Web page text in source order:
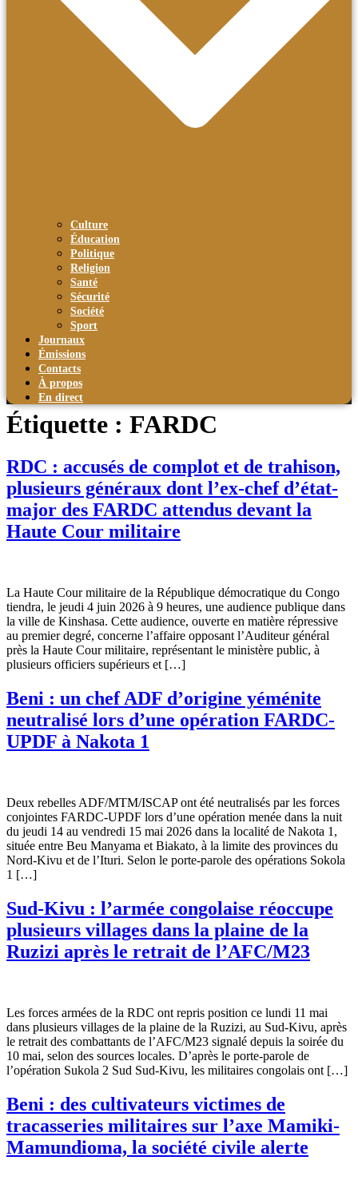
Culture
Éducation
Politique
Religion
Santé
Sécurité
Société
Sport
Journaux
Émissions
Contacts
À propos
En direct
Étiquette : FARDC
RDC : accusés de complot et de trahison,
plusieurs généraux dont l’ex-chef d’état-
major des FARDC attendus devant la
Haute Cour militaire
La Haute Cour militaire de la République démocratique du Congo
tiendra, le jeudi 4 juin 2026 à 9 heures, une audience publique dans
la ville de Kinshasa. Cette audience, ouverte en matière répressive
au premier degré, concerne l’affaire opposant l’Auditeur général
près la Haute Cour militaire, représentant le ministère public, à
plusieurs officiers supérieurs et […]
Beni : un chef ADF d’origine yéménite
neutralisé lors d’une opération FARDC-
UPDF à Nakota 1
Deux rebelles ADF/MTM/ISCAP ont été neutralisés par les forces
conjointes FARDC-UPDF lors d’une opération menée dans la nuit
du jeudi 14 au vendredi 15 mai 2026 dans la localité de Nakota 1,
située entre Beu Manyama et Biakato, à la limite des provinces du
Nord-Kivu et de l’Ituri. Selon le porte-parole des opérations Sokola
1 […]
Sud-Kivu : l’armée congolaise réoccupe
plusieurs villages dans la plaine de la
Ruzizi après le retrait de l’AFC/M23
Les forces armées de la RDC ont repris position ce lundi 11 mai
dans plusieurs villages de la plaine de la Ruzizi, au Sud-Kivu, après
le retrait des combattants de l’AFC/M23 signalé depuis la soirée du
10 mai, selon des sources locales. D’après le porte-parole de
l’opération Sukola 2 Sud Sud-Kivu, les militaires congolais ont […]
Beni : des cultivateurs victimes de
tracasseries militaires sur l’axe Mamiki-
Mamundioma, la société civile alerte